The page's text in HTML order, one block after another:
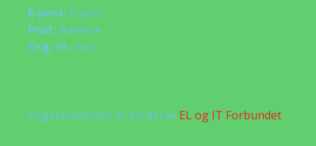
E-post: E-post
Post:Adresse
Org. nr.:xxx
Organisasjonen er en del av EL og IT Forbundet